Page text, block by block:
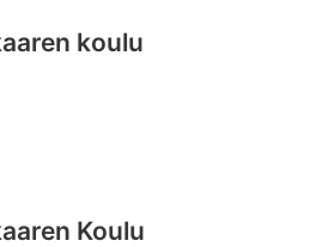
koulu
Koulu